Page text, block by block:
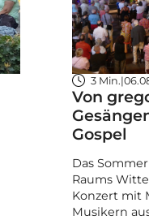
3 Min.|
Von
Gospel
Das
Raums
Konzert mit
Musikern